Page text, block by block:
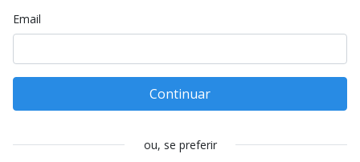
Email
Continuar
ou, se preferir